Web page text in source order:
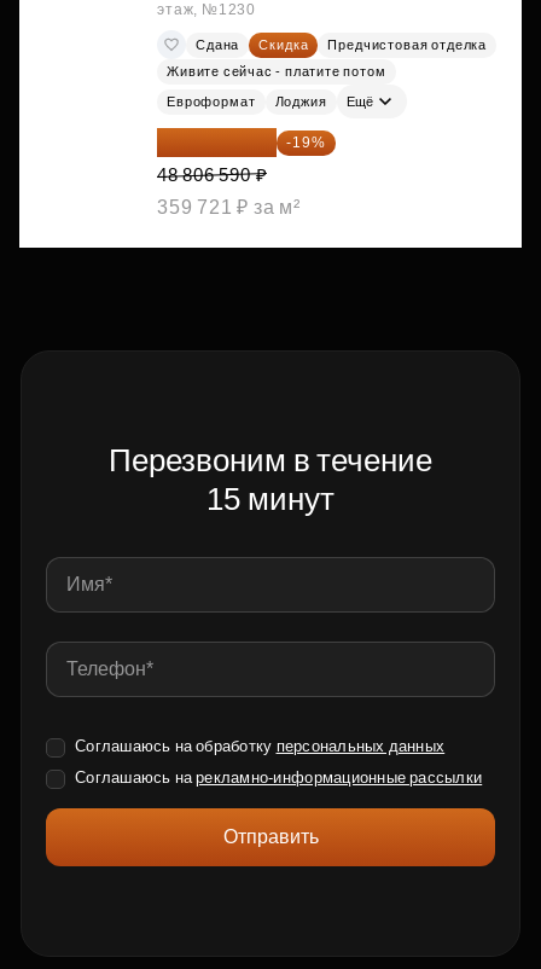
этаж, №1230
Сдана Скидка
Предчистовая отделка
Живите сейчас - платите потом
Евроформат Лоджия Ещё
39 533 338 ₽ -19%
48 806 590 ₽
359 721 ₽ за м²
Перезвоним в течение
15 минут
Соглашаюсь на обработку персональных данных
Соглашаюсь нарекламно-информационные рассылки
Отправить